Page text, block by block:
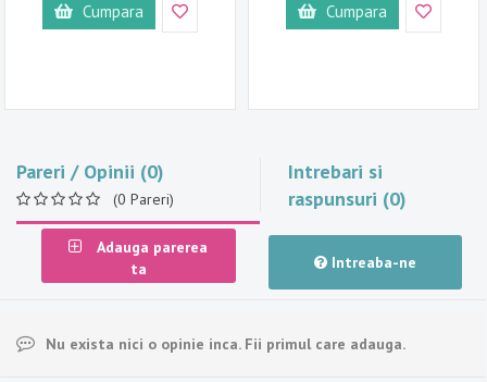
Cumpara Cumpara
Pareri / Opinii (0)
(0 Pareri)
Intrebari si
raspunsuri (0)
Adauga parerea
ta
Intreaba-ne
Nu exista nici o opinie inca. Fii primul care adauga.